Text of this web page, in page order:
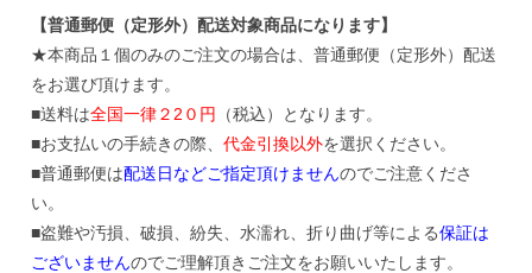
【普通郵便（定形外）配送対象商品になります】
★本商品１個のみのご注文の場合は、普通郵便（定形外）配送
をお選び頂けます。
■送料は全国一律２2０円
（税込）となります。
■お支払いの手続きの際、 代金引換以外を選択ください。
■普通郵便は配送日などご指定頂けませんのでご注意くださ
い。
■盗難や汚損、破損、紛失、水濡れ、折り曲げ等による保証は
ございませんのでご理解頂きご注文をお願いいたします。